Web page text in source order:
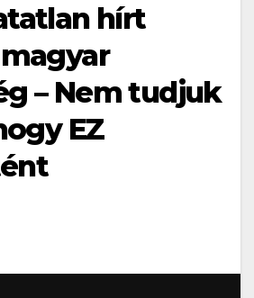
hírt
– Nem tudjuk
EZ